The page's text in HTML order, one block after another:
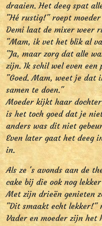
draaien. Het deeg spat
"Hé rustig!" roept
Demi laat de mixer weer
"Mam, ik vet het blik al
"Ja, maar zorg dat alle
zijn. Ik schil wel even een
"Goed. Mam, weet je dat
samen te doen."
Moeder kijkt haar
is het toch goed dat je
anders was dit niet
Even later gaat het deeg
in.
Als ze 's avonds aan de
cake bij die ook nog
Met zijn drieën genieten
"Dit smaakt echt lekker!"
Vader en moeder zijn het